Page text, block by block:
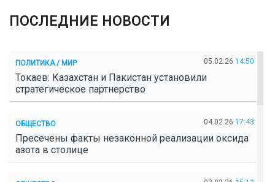
ПОСЛЕДНИЕ НОВОСТИ
ПОЛИТИКА / МИР 05.02.26 14:50
Токаев: Казахстан и Пакистан установили
стратегическое партнерство
ОБЩЕСТВО 04.02.26 17:43
Пресечены факты незаконной реализации оксида
азота в столице